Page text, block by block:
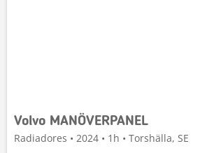
Volvo MANÖVERPANEL
Radiadores • 2024 • 1h • Torshälla, SE